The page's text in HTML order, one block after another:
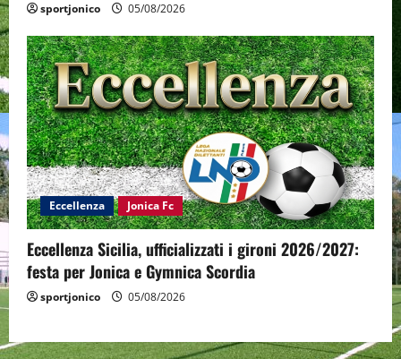
sportjonico 05/08/2026
Eccellenza Jonica Fc
Eccellenza Sicilia, ufficializzati i gironi 2026/2027:
festa per Jonica e Gymnica Scordia
sportjonico 05/08/2026